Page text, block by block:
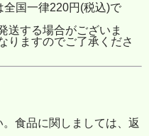
全国一律220円(税込)で
送する場合がございま
りますのでご了承くださ
食品に関しましては、返